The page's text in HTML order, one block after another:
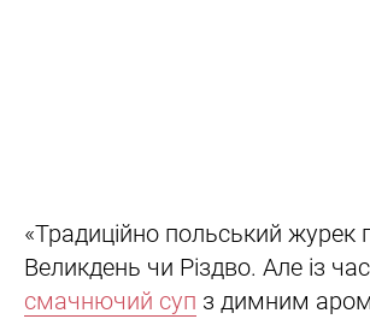
«Традиційно польський журек
Великдень чи Різдво. Але із
смачнючий суп з димним